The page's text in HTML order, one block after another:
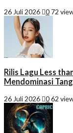
26 Juli 2026 0 72
Rilis Lagu Less
Mendominasi
26 Juli 2026 062